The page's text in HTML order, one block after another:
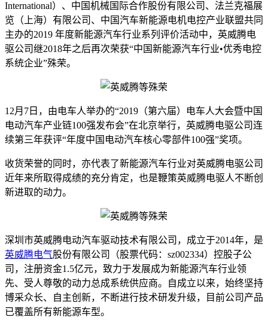
International）、中国机械国际合作股份有限公司、法兰克福展
览（上海）有限公司、中国汽车新能源电机电控产业联盟共同
主办的2019 年度新能源汽车行业系列评价活动中，英威腾电
驱公司继2018年之后再次荣获“中国新能源汽车行业•优秀电控
系统企业”殊荣。
12月7日，由电车人举办的“2019（第六届）电车人大会暨中国
电动汽车产业链100强发布会”在北京举行，英威腾电驱公司连
续第三年获评“年度中国电动汽车核心零部件100强”奖项。
收货荣誉的同时，亦代表了新能源汽车行业对英威腾电驱公司
近年来所取得成绩的充分肯定，也是鞭策英威腾电驱人不断创
新进取的动力。
深圳市英威腾电动汽车驱动技术有限公司，成立于2014年，是
英威腾电气股份有限公司（股票代码：sz002334）控股子公
司，注册资金1.5亿元，致力于发展成为新能源汽车行业领
先、受人尊敬的动力总成系统供应商。自成立以来，始终坚持
博采众长、自主创新，不断进行技术研发升级，目前公司产品
已覆盖所有新能源车型。